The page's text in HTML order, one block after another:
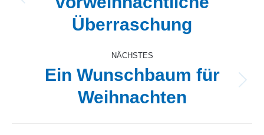
Vorheriger
Beitrag:
Überraschung
NÄCHSTES
Beitrag:
Ein Wunschbaum für
Weihnachten